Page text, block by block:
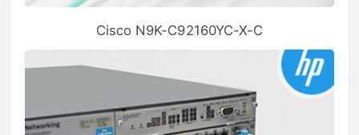
Cisco N9K-C92160YC-X-C